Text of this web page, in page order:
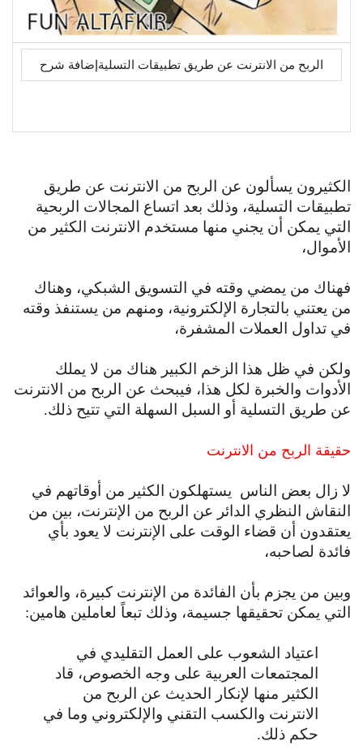
الربح من الانترنت عن طريق تطبيقات التسليةإضافة شرح
الكثيرون يسألون عن الربح من الانترنت عن طريق
تطبيقات التسلية، وذلك بعد اتساع المجالات الربحية
التي يمكن أن يجني منها مستخدم الانترنت الكثير من
الأموال،
فهناك من يمضي وقته في التسويق الشبكي، وهناك
من يعتني بالتجارة الإلكترونية، ومنهم من يستنفذ وقته
في تداول العملات المشفرة،
ولكن في ظل هذا الزخم الكبير هناك من لا يملك
الأدوات والخبرة لكل هذا، فيبحث عن الربح من الانترنت
عن طريق التسلية أو السبل السهلة التي تتيح ذلك.
حقيقة الربح من الانترنت
لا زال بعض الناس يستهلكون الكثير من أوقاتهم في
النقاش النظري الدائر عن الربح من الإنترنت، بين من
يعتقدون أن قضاء الوقت على الإنترنت لا يعود بأي
فائدة لصاحبه،
وبين من يجزم بأن الفائدة من الإنترنت كبيرة، والعوائد
التي يمكن تحقيقها جسيمة، وذلك تبعاً لعاملين هامين:
اعتياد الشعوب على العمل التقليدي في
المجتمعات العربية على وجه الخصوص، قاد
الكثير منها لإنكار الحديث عن الربح من
الانترنت والكسب التقني والإلكتروني وما في
حكم ذلك.